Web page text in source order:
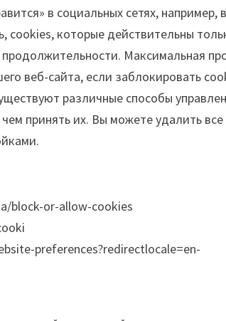
в социальных сетях,
cookies, которые действительны
Максимальная
веб-сайта, если заблокировать
различные способы
принять их. Вы можете удалить
block-or-allow-cookies
preferences?redirectlocale=en-